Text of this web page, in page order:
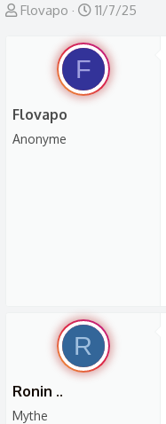
A
r
d
i
o
Flovapo
D
t
e
d
11/7/25
F
Flovapo
Anonyme
R
Ronin ..
Mythe